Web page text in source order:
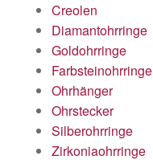
Creolen
Diamantohrringe
Goldohrringe
Farbsteinohrringe
Ohrhänger
Ohrstecker
Silberohrringe
Zirkoniaohrringe